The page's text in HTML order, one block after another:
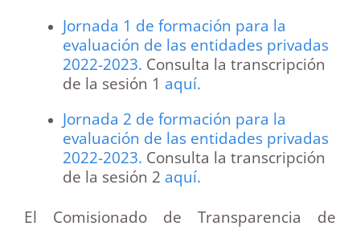
Jornada 1 de formación para la
evaluación de las entidades privadas
2022-2023. Consulta la transcripción
de la sesión 1 aquí.
Jornada 2 de formación para la
evaluación de las entidades privadas
2022-2023. Consulta la transcripción
de la sesión 2 aquí.
El Comisionado de Transparencia de